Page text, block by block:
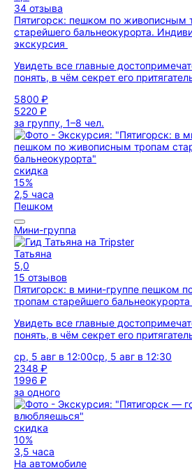
34 отзыва
Пятигорск: пешком по живописным
старейшего бальнеокурорта.
экскурсия
Увидеть все главные
понять, в чём секрет его
5800 ₽
5220 ₽
за группу, 1–8 чел.
скидка
15%
2,5 часа
Пешком
Мини-группа
Татьяна
5,0
15 отзывов
Пятигорск: в мини-группе пешком
тропам старейшего бальнеокурорта
Увидеть все главные
понять, в чём секрет его
ср, 5 авг в 12:00ср, 5 авг в 12:30
2348 ₽
1996 ₽
за одного
скидка
10%
3,5 часа
На автомобиле